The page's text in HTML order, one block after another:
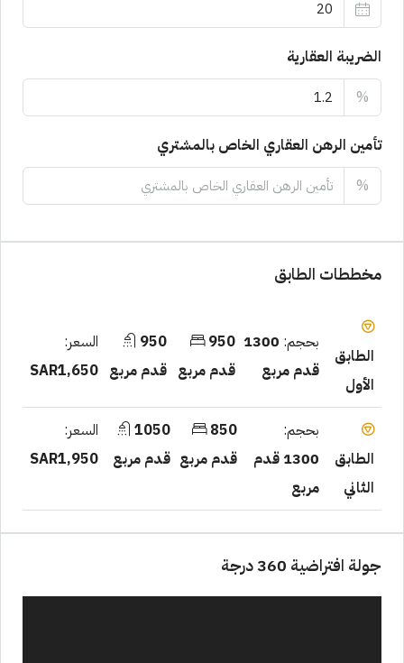
الضريبة العقارية
%
تأمين الرهن العقاري الخاص بالمشتري
%
مخططات الطابق
الطابق
الأول
بحجم:1300
قدم مربع
950
قدم مربع
950
قدم مربع
السعر:
SAR1,650
الطابق
الثاني
بحجم:
1300 قدم
مربع
850
قدم مربع
1050
قدم مربع
السعر:
SAR1,950
جولة افتراضية 360 درجة